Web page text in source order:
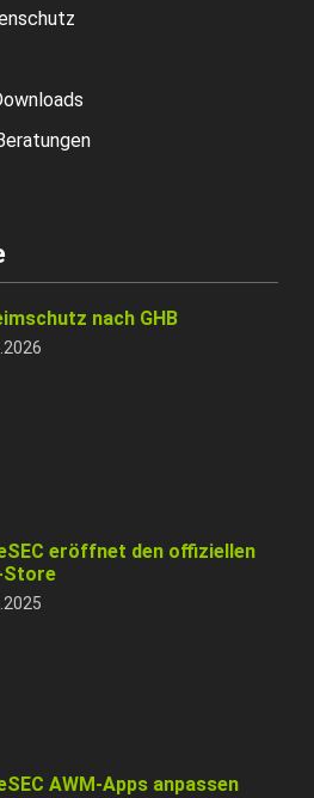
nach GHB
eröffnet den offiziellen
Store
AWM-Apps anpassen